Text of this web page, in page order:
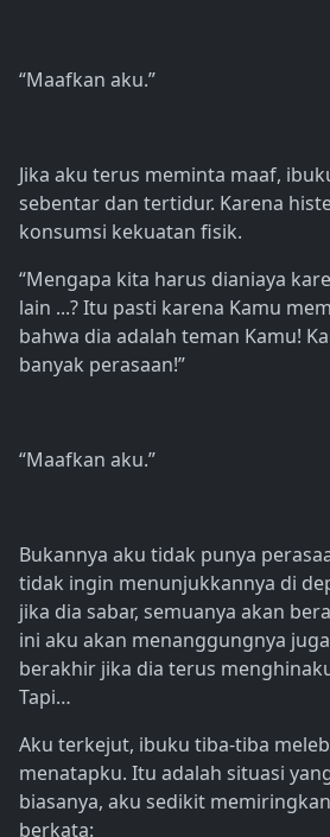
“Maafkan aku.”
Jika aku terus meminta maaf,
sebentar dan tertidur. Karena
konsumsi kekuatan fisik.
“Mengapa kita harus dianiaya
lain ...? Itu pasti karena Kamu
bahwa dia adalah teman Kamu!
banyak perasaan!”
“Maafkan aku.”
Bukannya aku tidak punya
tidak ingin menunjukkannya di
jika dia sabar, semuanya akan
ini aku akan menanggungnya
berakhir jika dia terus
Tapi…
Aku terkejut, ibuku tiba-tiba
menatapku. Itu adalah situasi
biasanya, aku sedikit
berkata: